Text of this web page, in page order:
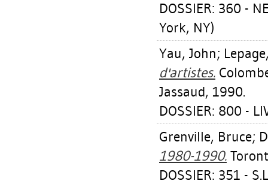
DOSSIER: 360 -
York, NY)
Yau, John;
d'artistes.
Jassaud, 1990.
DOSSIER: 800 -
Grenville, Bruce;
1980-1990.
DOSSIER: 351 -